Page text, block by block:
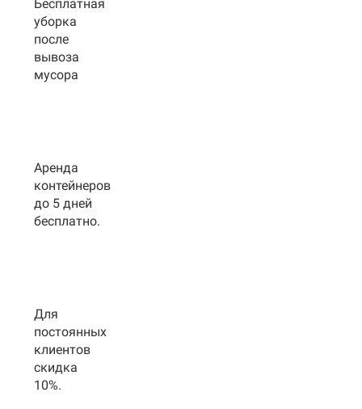
Бесплатная
уборка
после
вывоза
мусора
Аренда
контейнеров
до 5 дней
бесплатно.
Для
постоянных
клиентов
скидка
10%.